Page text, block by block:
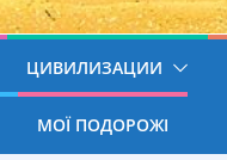
ЦИВИЛИЗАЦИИ
МОЇ ПОДОРОЖІ